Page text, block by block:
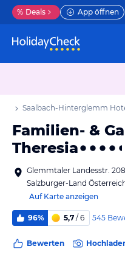
% Deals App öffnen
Saalbach-Hinterglemm
Familien- &
Theresia
Glemmtaler Landesstr.
Salzburger-Land
Auf Karte anzeigen
96% 5,7 / 6 545
Bewerten